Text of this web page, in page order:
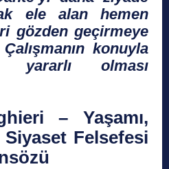
ele alan hemen
gözden geçirmeye
konuyla
yararlı olması
– Yaşamı,
Felsefesi